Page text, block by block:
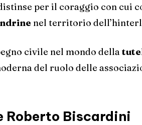
per il coraggio con cui
nel territorio
civile nel mondo della
del ruolo delle
Roberto Biscardini